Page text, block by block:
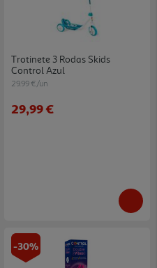
Trotinete 3 Rodas Skids
Control Azul
29.99 €/un
29,99 €
-30%